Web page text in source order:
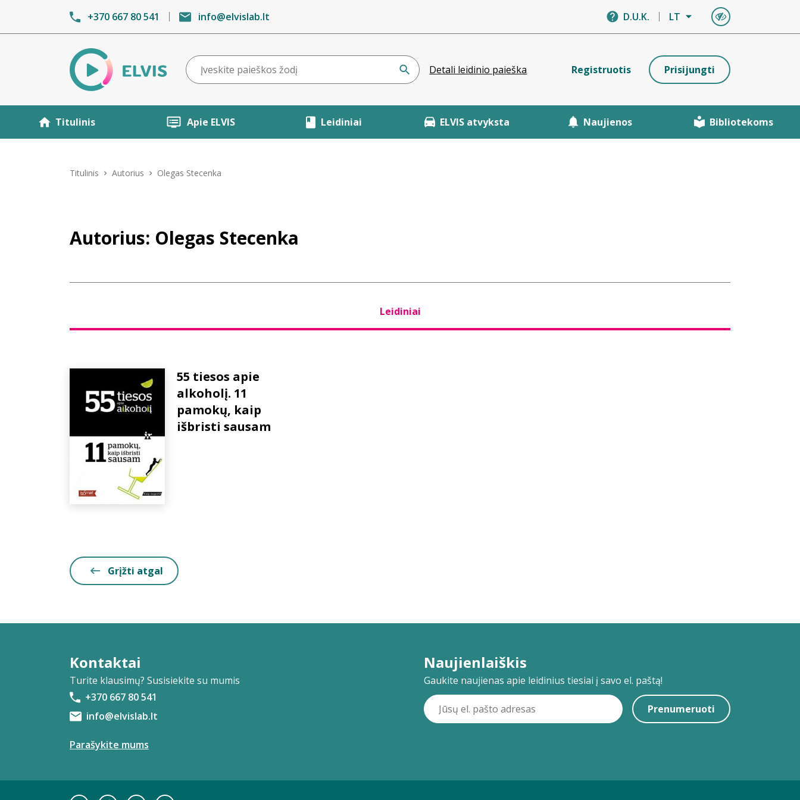
+370 667 80 541 info@elvislab.lt D.U.K. LT
Detali leidinio paieška Registruotis Prisijungti
Titulinis Apie ELVIS Leidiniai ELVIS atvyksta Naujienos Bibliotekoms
Titulinis Autorius Olegas Stecenka
Autorius: Olegas Stecenka
Leidiniai
55 tiesos apie
alkoholį. 11
pamokų, kaip
išbristi sausam
Grįžti atgal
Kontaktai
Turite klausimų? Susisiekite su mumis
+370 667 80 541
info@elvislab.lt
Parašykite mums
Naujienlaiškis
Gaukite naujienas apie leidinius tiesiai į savo el. paštą!
Prenumeruoti